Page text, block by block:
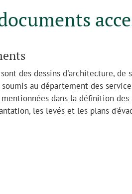
des dessins d'architecture,
au département des
dans la définition
les levés et les plans